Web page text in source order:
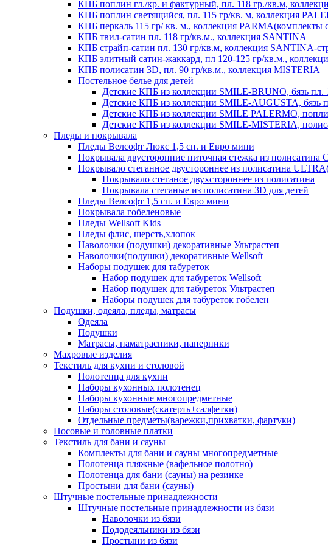
КПБ поплин гл./кр. и фактурный, пл. 118 гр./кв.м,
КПБ поплин светящийся, пл. 115 гр/кв. м, коллекция
КПБ перкаль 115 гр/ кв. м., коллекция PARMA(комплекты
КПБ твил-сатин пл. 118 гр/кв.м., коллекция SANTINA
КПБ страйп-сатин пл. 130 гр/кв.м, коллекция SANTINA-
КПБ элитный сатин-жаккард, пл 120-125 гр/кв.м.,
КПБ полисатин 3D, пл. 90 гр/кв.м., коллекция MISTERIA
Постельное белье для детей
Детские КПБ из коллекции SMILE-BRUNO, бязь пл.
Детские КПБ из коллекции SMILE-AUGUSTA, бязь
Детские КПБ из коллекции SMILE PALERMO,
Детские КПБ из коллекции SMILE-MISTERIA,
Пледы и покрывала
Пледы Велсофт Люкс 1,5 сп. и Евро мини
Покрывала двусторонние ниточная стежка из полисатина
Покрывало стеганное двустороннее из полисатина
Покрывало стеганое двухстороннее из полисатина
Покрывала стеганые из полисатина 3D для детей
Пледы Велсофт 1,5 сп. и Евро мини
Покрывала гобеленовые
Пледы Wellsoft Kids
Пледы флис, шерсть,хлопок
Наволочки (подушки) декоративные Ультрастеп
Наволочки(подушки) декоративные Wellsoft
Наборы подушек для табуреток
Набор подушек для табуреток Wellsoft
Набор подушек для табуреток Ультрастеп
Наборы подушек для табуреток гобелен
Подушки, одеяла, пледы, матрасы
Одеяла
Подушки
Матрасы, наматрасники, наперники
Махровые изделия
Текстиль для кухни и столовой
Полотенца для кухни
Наборы кухонных полотенец
Наборы кухонные многопредметные
Наборы столовые(скатерть+салфетки)
Отдельные предметы(варежки,прихватки, фартуки)
Носовые и головные платки
Текстиль для бани и сауны
Комплекты для бани и сауны многопредметные
Полотенца пляжные (вафельное полотно)
Полотенца для бани (сауны) на резинке
Простыни для бани (сауны)
Штучные постельные принадлежности
Штучные постельные принадлежности из бязи
Наволочки из бязи
Пододеяльники из бязи
Простыни из бязи